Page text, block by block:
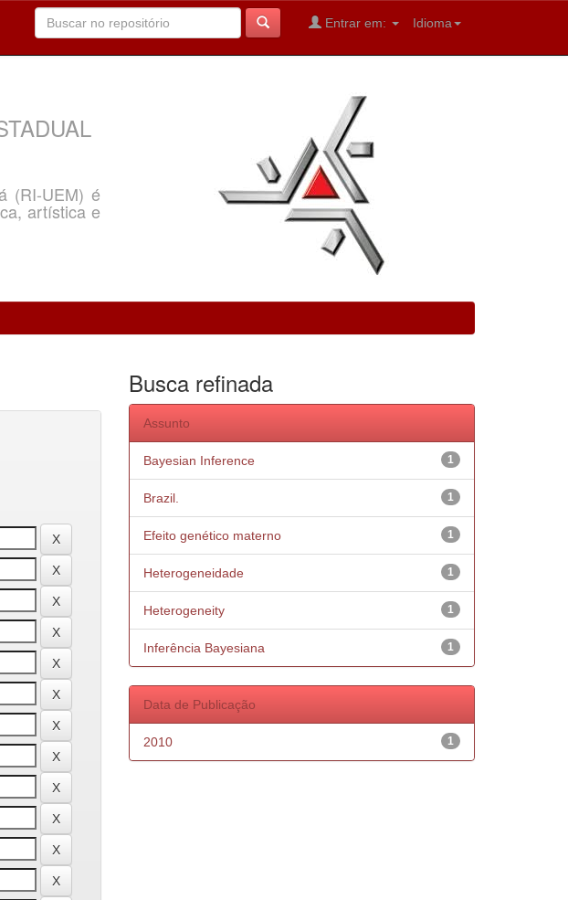
Idioma
Entrar em:
(RI-UEM) é
artística e
Busca refinada
Assunto
1
Bayesian Inference
1
Brazil.
1
Efeito genético materno
1
Heterogeneidade
1
Heterogeneity
1
Inferência Bayesiana
Data de Publicação
1
2010